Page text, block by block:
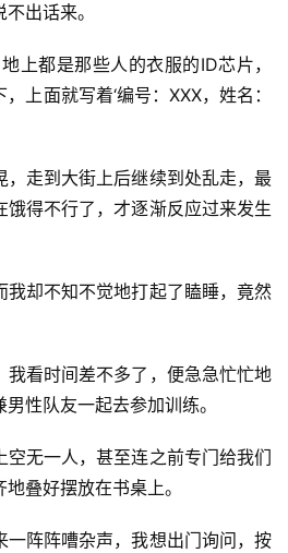
出话来。
上都是那些人的衣服的ID芯片，
上面就写着‘编号：XXX，姓名：
，走到大街上后继续到处乱走，最
饿得不行了，才逐渐反应过来发生
我却不知不觉地打起了瞌睡，竟然
我看时间差不多了，便急急忙忙地
性队友一起去参加训练。
无一人，甚至连之前专门给我们
叠好摆放在书桌上。
一阵阵嘈杂声，我想出门询问，按